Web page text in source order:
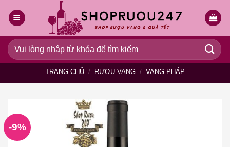
qua
dung
Tìm
kiếm:
TRANG CHỦ / RƯỢU VANG / VANG PHÁP
-9%